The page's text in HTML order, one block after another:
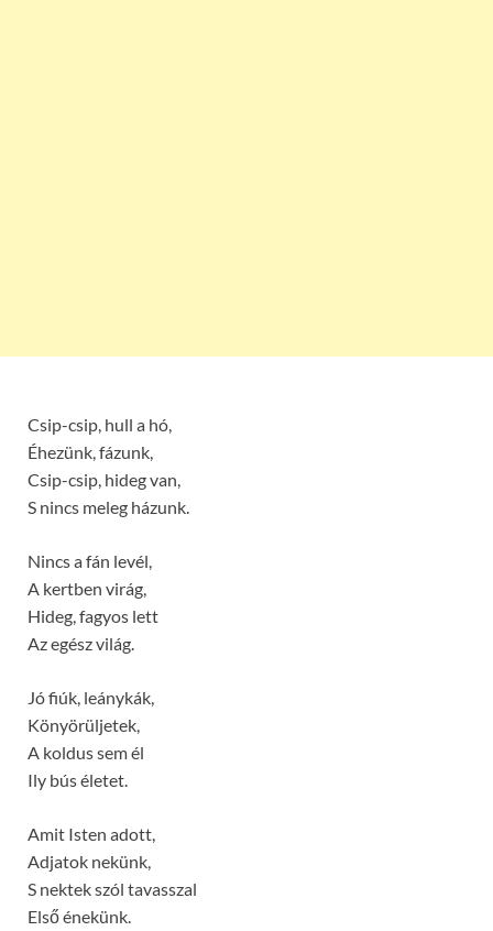
Csip-csip, hull a hó,
Éhezünk, fázunk,
Csip-csip, hideg van,
S nincs meleg házunk.
Nincs a fán levél,
A kertben virág,
Hideg, fagyos lett
Az egész világ.
Jó fiúk, leánykák,
Könyörüljetek,
A koldus sem él
Ily bús életet.
Amit Isten adott,
Adjatok nekünk,
S nektek szól tavasszal
Első énekünk.